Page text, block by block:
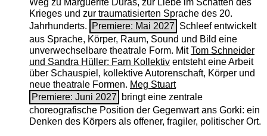
Weg zu Marguerite Duras, zur Liebe im Schatten des
Krieges und zur traumatisierten Sprache des 20.
Jahrhunderts.
Premiere: Mai 2027 Schleef entwickelt
aus Sprache, Körper, Raum, Sound und Bild eine
unverwechselbare theatrale Form. MitTom Schneider
und Sandra Hüller: Farn Kollektiventsteht eine Arbeit
über Schauspiel, kollektive Autorenschaft, Körper und
neue theatrale Formen. Meg Stuart
Premiere: Juni 2027
bringt eine zentrale
choreografische Position der Gegenwart ans Gorki: ein
Denken des Körpers als offener, fragiler, politischer Ort.